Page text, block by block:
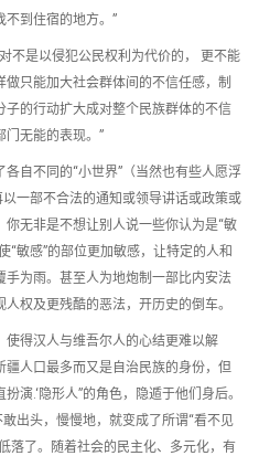
到住宿的地方。”
不是以侵犯公民权利为代价的， 更不能
只能加大社会群体间的不信任感，制
的行动扩大成对整个民族群体的不信
门无能的表现。”
自不同的“小世界”（当然也有些人愿浮
一部不合法的通知或领导讲话或政策或
你无非是不想让别人说一些你认为是“敏
“敏感”的部位更加敏感，让特定的人和
为雨。甚至人为地炮制一部比内安法
权及更残酷的恶法，开历史的倒车。
得汉人与维吾尔人的心结更难以解
疆人口最多而又是自治民族的身份，但
演.‘隐形人”的角色，隐遁于他们身后。
出头，慢慢地，就变成了所谓“看不见
落了。随着社会的民主化、多元化，有